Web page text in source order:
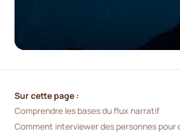
Sur cette page :
Comprendre les bases du flux narratif
Comment interviewer des personnes pour